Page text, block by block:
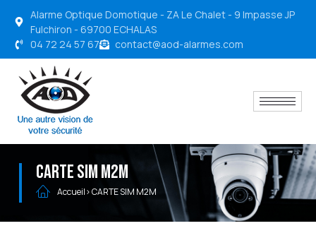
Alarme Optique Domotique - ZA Le Chalet - 9 Impasse JP
Fulchiron - 69700 ECHALAS
04 72 24 57 67
contact@aod-alarmes.com
CARTE SIM M2M
Accueil> CARTE SIM M2M